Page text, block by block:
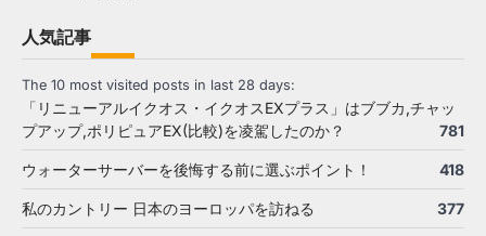
人気記事
The 10 most visited posts in last 28 days:
「リニューアルイクオス・イクオスEXプラス」はブブカ,チャッ
プアップ,ポリピュアEX(比較)を凌駕したのか？
781
ウォーターサーバーを後悔する前に選ぶポイント！ 418
私のカントリー 日本のヨーロッパを訪ねる 377